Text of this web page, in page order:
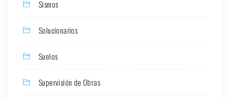
Sismos
Solucionarios
Suelos
Supervisión de Obras